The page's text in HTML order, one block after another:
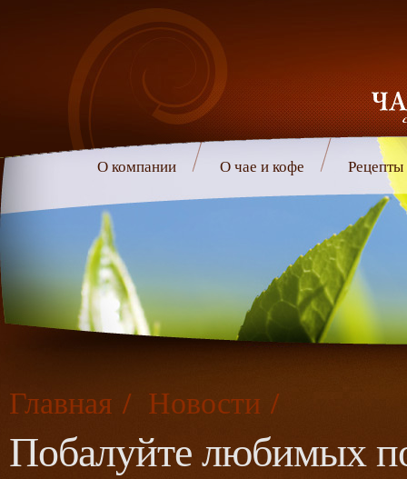
О компании О чае и кофе Рецепты
Главная / Новости /
Побалуйте любимых